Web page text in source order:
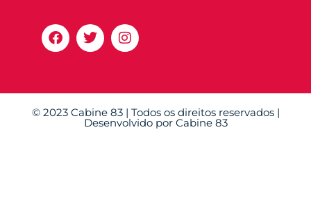
© 2023 Cabine 83 | Todos os direitos reservados |
Desenvolvido por Cabine 83